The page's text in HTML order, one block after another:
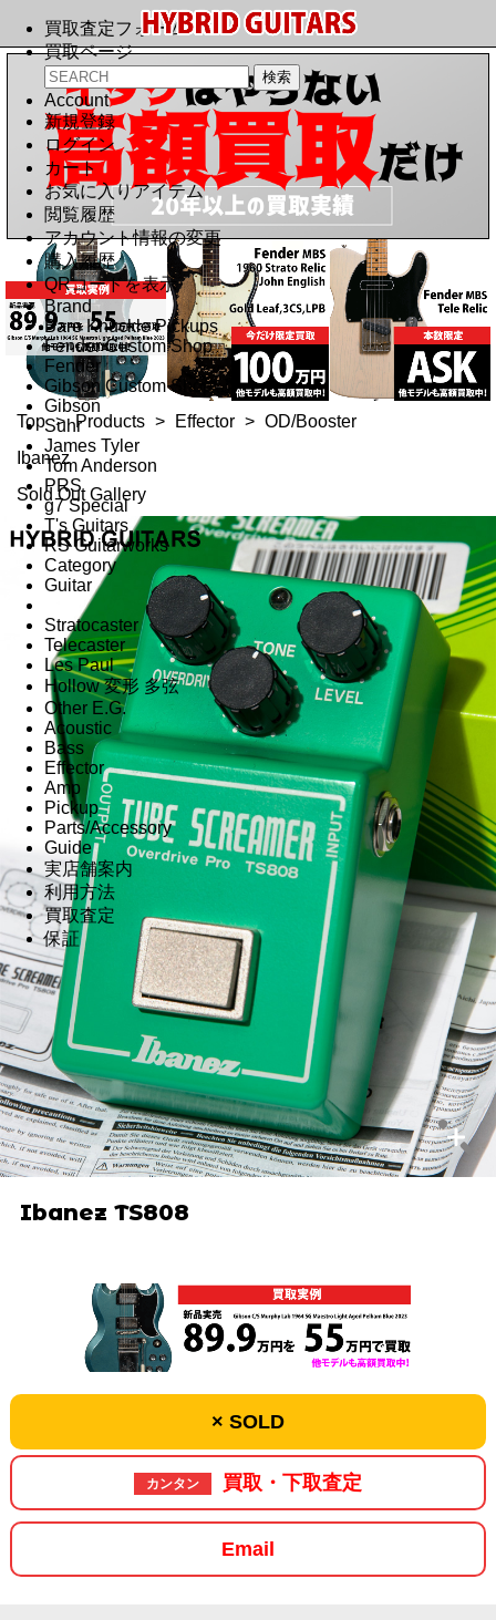
買取査定フォーム
買取ページ
Account
新規登録
ログイン
カート
お気に入りアイテム
閲覧履歴
アカウント情報の変更
購入履歴
QRコードを表示
Brand
Bare Knuckle Pickups
Fender Custom Shop
Fender
Gibson Custom Shop
Gibson
Suhr
James Tyler
Tom Anderson
PRS
g7 Special
T's Guitars
RS Guitarworks
Category
Guitar
Stratocaster
Telecaster
Les Paul
Hollow 変形 多弦
Other E.G.
Acoustic
Bass
Effector
Amp
Pickup
Parts/Accessory
Guide
実店舗案内
利用方法
買取査定
保証
Top > Products > Effector > OD/Booster
Ibanez
Sold Out Gallery
Ibanez TS808
× SOLD
カンタン 買取・下取査定
Email